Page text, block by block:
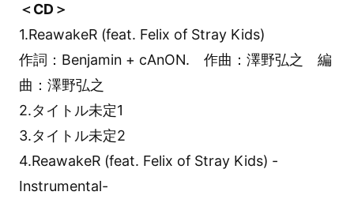
＜CD＞
1.ReawakeR (feat. Felix of Stray Kids)
作詞：Benjamin + cAnON. 作曲：澤野弘之 編
曲：澤野弘之
2.タイトル未定1
3.タイトル未定2
4.ReawakeR (feat. Felix of Stray Kids) -
Instrumental-